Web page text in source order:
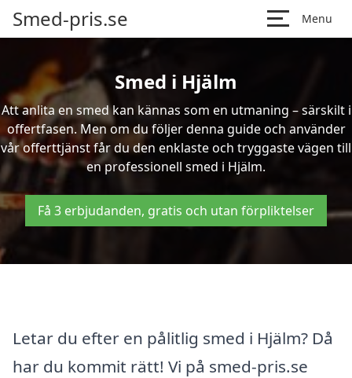
Smed-pris.se Menu
Smed i Hjälm
Att anlita en smed kan kännas som en utmaning – särskilt i
offertfasen. Men om du följer denna guide och använder
vår offerttjänst får du den enklaste och tryggaste vägen till
en professionell smed i Hjälm.
Få 3 erbjudanden, gratis och utan förpliktelser
Letar du efter en pålitlig smed i Hjälm? Då
har du kommit rätt! Vi på smed-pris.se